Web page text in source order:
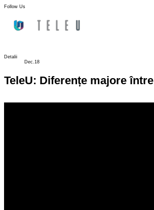
Follow Us
Detalii
Dec.18
TeleU: Diferențe majore